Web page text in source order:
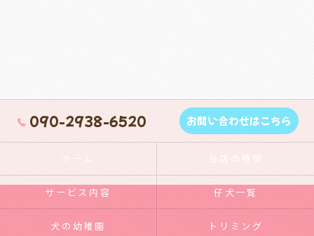
090-2938-6520 お問い合わせはこちら
ホーム 当店の特徴
サービス内容 仔犬一覧
犬の幼稚園 トリミング